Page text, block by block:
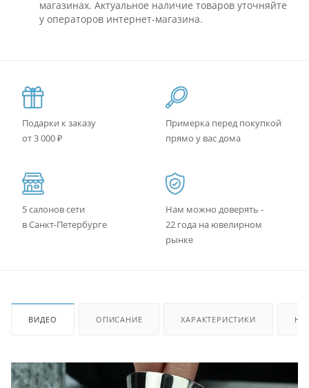
магазинах. Актуальное наличие товаров уточняйте
у операторов интернет-магазина.
Подарки к заказу
от 3 000 ₽
Примерка перед покупкой
прямо у вас дома
5 салонов сети
в Санкт-Петербурге
Нам можно доверять -
22 года на ювелирном
рынке
ВИДЕО ОПИСАНИЕ ХАРАКТЕРИСТИКИ